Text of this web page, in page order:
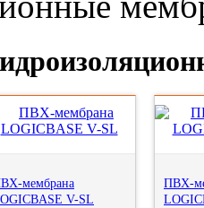
мембрана
V-SL
ПВХ-